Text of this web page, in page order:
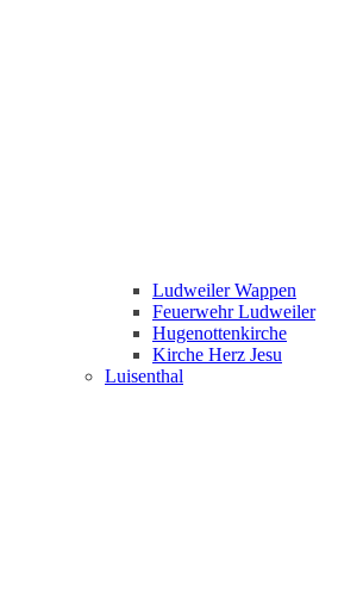
Ludweiler Wappen
Feuerwehr Ludweiler
Hugenottenkirche
Kirche Herz Jesu
Luisenthal